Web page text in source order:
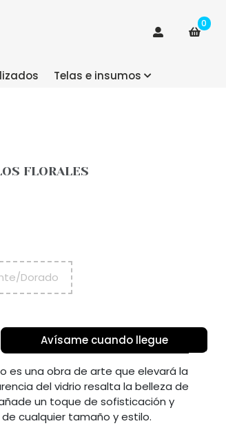
0
Telas e insumos
FLORALES
Dorado
Avísame cuando llegue
es una obra de arte que elevará la
del vidrio resalta la belleza de
un toque de sofisticación y
cualquier tamaño y estilo.